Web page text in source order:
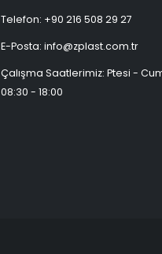
Telefon: +90 216 508 29 27
E-Posta: info@zplast.com.tr
Çalışma Saatlerimiz: Ptesi -
08:30 - 18:00